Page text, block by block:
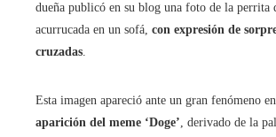
dueña publicó en su blog una foto de la perrita
acurrucada en un sofá, con expresión de
cruzadas.
Esta imagen apareció ante un gran fenómeno
aparición del meme ‘Doge’, derivado de la